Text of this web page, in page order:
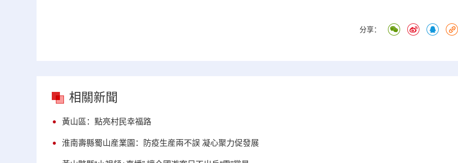
分享：
相關新聞
黃山區：點亮村民幸福路
淮南壽縣蜀山産業園：防疫生産兩不誤 凝心聚力促發展